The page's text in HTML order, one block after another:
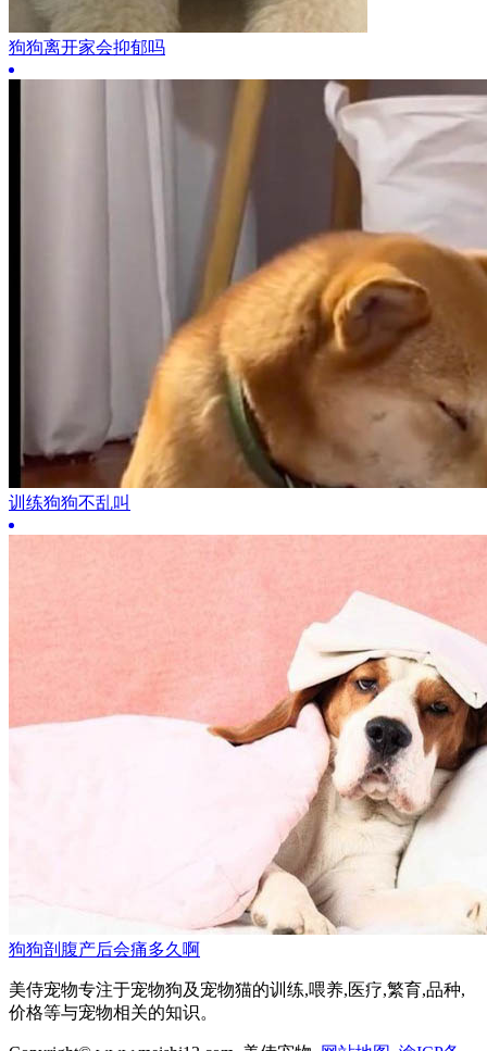
狗狗离开家会抑郁吗
训练狗狗不乱叫
狗狗剖腹产后会痛多久啊
美侍宠物专注于宠物狗及宠物猫的训练,喂养,医疗,繁育,品种,
价格等与宠物相关的知识。